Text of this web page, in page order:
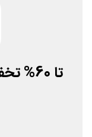
تا